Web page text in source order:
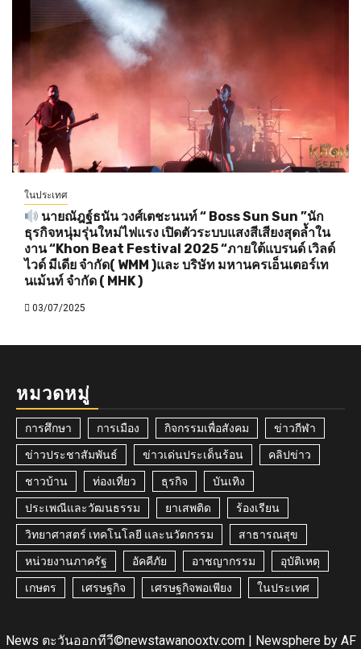
ในประเทศ
นายณัฎฐ์ธนัน วงศ์เตชะนนท์ “ Boss Sun Sun ”นัก
ธุรกิจหนุ่มรุ่นใหม่ไฟแรง เปิดตัวระบบแสงสีเสียงสุดล้ำใน
งาน “Khon Beat Festival 2025 “ภายใต้แบรนด์ เวิลด์
ไวด์ มีเดีย จำกัด( WMM )และ บริษัท มหานครเอ็นเตอร์เท
นเม้นท์ จำกัด ( MHK )
03/07/2025
หมวดหมู่
การศึกษา การเมือง กิจกรรมเพื่อสังคม ข่าวกีฬา
ข่าวประชาสัมพันธ์ ข่าวเด่นประเด็นร้อน คลิปข่าว
ชาวบ้าน ท่องเที่ยว ธุรกิจ บันเทิง
ประเพณีและวัฒนธรรม ยาเสพติด ร้องเรียน
วิทยาศาสตร์ เทคโนโลยี และนวัตกรรม สาธารณสุข
หน่วยงานภาครัฐ อัคคีภัย อาชญากรรม อุบัติเหตุ
เกษตร เศรษฐกิจ เศรษฐกิจพอเพียง ในประเทศ
News ตะวันออกทีวี©newstawanooxtv.com | Newsphereby AF